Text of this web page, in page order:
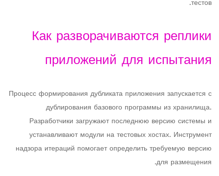
тестов.
Как разворачиваются реплики
приложений для испытания
Процесс формирования дубликата приложения запускается с
дублирования базового программы из хранилища.
Разработчики загружают последнюю версию системы и
устанавливают модули на тестовых хостах. Инструмент
надзора итераций помогает определить требуемую версию
для размещения.